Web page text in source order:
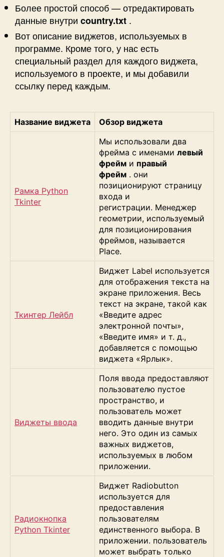
Более простой способ — отредактировать
данные внутри country.txt .
Вот описание виджетов, используемых в
программе. Кроме того, у нас есть
специальный раздел для каждого виджета,
используемого в проекте, и мы добавили
ссылку перед каждым.
Название виджета Обзор виджета
Рамка Python
Tkinter
Мы использовали два
фрейма с именами левый
фрейм и правый
фрейм . они
позиционируют страницу
входа и
регистрации. Менеджер
геометрии, используемый
для позиционирования
фреймов, называется
Place.
Ткинтер Лейбл
Виджет Label используется
для отображения текста на
экране приложения. Весь
текст на экране, такой как
«Введите адрес
электронной почты»,
«Введите имя» и т. д.,
добавляется с помощью
виджета «Ярлык».
Виджеты ввода
Поля ввода предоставляют
пользователю пустое
пространство, и
пользователь может
вводить данные внутри
него. Это один из самых
важных виджетов,
используемых в любом
приложении.
Радиокнопка
Python Tkinter
Виджет Radiobutton
используется для
предоставления
пользователям
единственного выбора. В
приложении. пользователь
может выбрать только